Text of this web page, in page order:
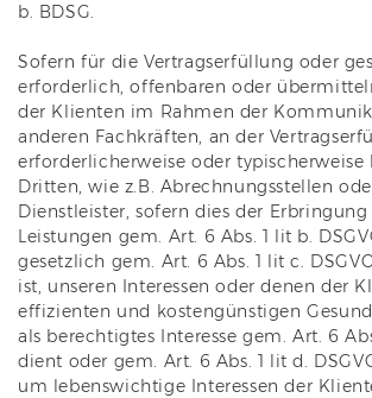
b. BDSG.
Sofern für die Vertragserfüllung oder
erforderlich, offenbaren oder
der Klienten im Rahmen der
anderen Fachkräften, an der
erforderlicherweise oder typischerweise
Dritten, wie z.B. Abrechnungsstellen
Dienstleister, sofern dies der Erbringung
Leistungen gem. Art. 6 Abs. 1 lit b.
gesetzlich gem. Art. 6 Abs. 1 lit c.
ist, unseren Interessen oder denen der
effizienten und kostengünstigen
als berechtigtes Interesse gem. Art. 6
dient oder gem. Art. 6 Abs. 1 lit d.
um lebenswichtige Interessen der